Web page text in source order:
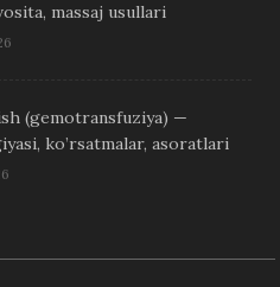
massaj usullari
(gemotransfuziya) —
ko’rsatmalar, asoratlari